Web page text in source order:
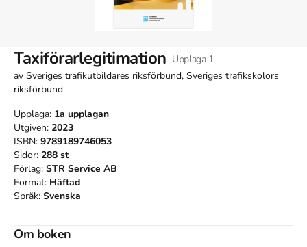
Taxiförarlegitimation Upplaga 1
av Sveriges trafikutbildares riksförbund, Sveriges trafikskolors
riksförbund
Upplaga: 1a upplagan
Utgiven: 2023
ISBN: 9789189746053
Sidor: 288 st
Förlag: STR Service AB
Format: Häftad
Språk: Svenska
Om boken